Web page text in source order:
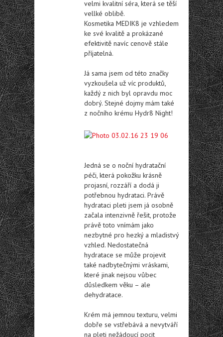
velmi kvalitní séra, která se těší
vellké oblibě.
Kosmetika MEDIK8 je vzhledem
ke své kvalitě a prokázané
efektivitě navíc cenově stále
příjatelná.
Já sama jsem od této značky
vyzkoušela už víc produktů,
každý z nich byl opravdu moc
dobrý. Stejné dojmy mám také
z nočního krému Hydr8 Night!
Jedná se o noční hydratační
péči, která pokožku krásně
projasní, rozzáří a dodá ji
potřebnou hydrataci. Právě
hydrataci pleti jsem já osobně
začala intenzivně řešit, protože
právě toto vnímám jako
nezbytné pro hezký a mladistvý
vzhled. Nedostatečná
hydratace se může projevit
také nadbytečnými vráskami,
které jinak nejsou vůbec
důsledkem věku – ale
dehydratace.
Krém má jemnou texturu, velmi
dobře se vstřebává a nevytváří
na pleti nežádoucí pocit